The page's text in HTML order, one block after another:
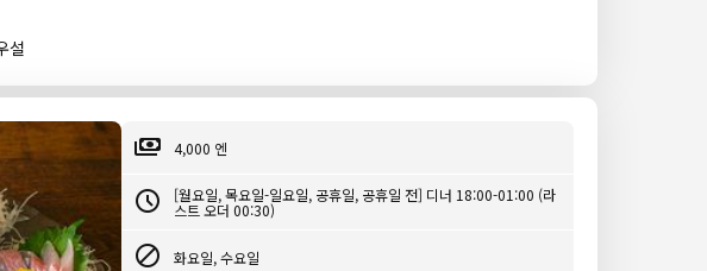
설
4,000 엔
[월요일, 목요일-일요일, 공휴일, 공휴일 전] 디너 18:00-01:00 (라
스트 오더 00:30)
화요일, 수요일